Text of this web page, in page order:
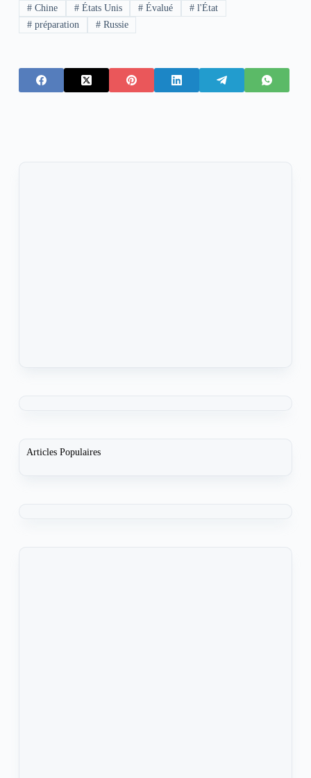
#Chine #États Unis # Évalué # l'État
#préparation #Russie
Articles Populaires